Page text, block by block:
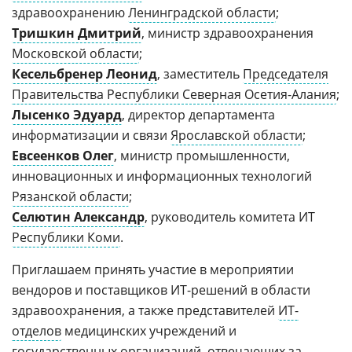
здравоохранениюЛенинградской области;
Тришкин Дмитрий, министр здравоохранения
Московской области;
Кесельбренер Леонид, заместитель Председателя
Правительства Республики Северная Осетия-Алания;
Лысенко Эдуард, директор департамента
информатизации и связи Ярославской области;
Евсеенков Олег, министр промышленности,
инновационных и информационных технологий
Рязанской области;
Селютин Александр, руководитель комитета ИТ
Республики Коми.
Приглашаем принять участие в мероприятии
вендоров и поставщиков ИТ-решений в области
здравоохранения, а также представителей ИТ-
отделов медицинских учреждений и